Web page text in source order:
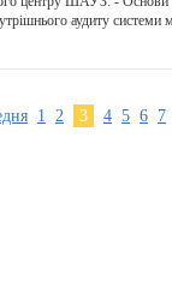
аудиту
1 2 3 4 5 6 7